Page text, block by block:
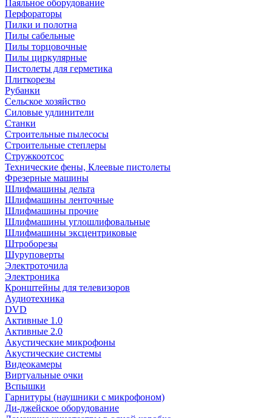
Паяльное оборудование
Перфораторы
Пилки и полотна
Пилы сабельные
Пилы торцовочные
Пилы циркулярные
Пистолеты для герметика
Плиткорезы
Рубанки
Сельское хозяйство
Силовые удлинители
Станки
Строительные пылесосы
Строительные степлеры
Стружкоотсос
Технические фены, Клеевые пистолеты
Фрезерные машины
Шлифмашины дельта
Шлифмашины ленточные
Шлифмашины прочие
Шлифмашины углошлифовальные
Шлифмашины эксцентриковые
Штроборезы
Шуруповерты
Электроточила
Электроника
Кронштейны для телевизоров
Аудиотехника
DVD
Активные 1.0
Активные 2.0
Акустические микрофоны
Акустические системы
Видеокамеры
Виртуальные очки
Вспышки
Гарнитуры (наушники с микрофоном)
Ди-джейское оборудование